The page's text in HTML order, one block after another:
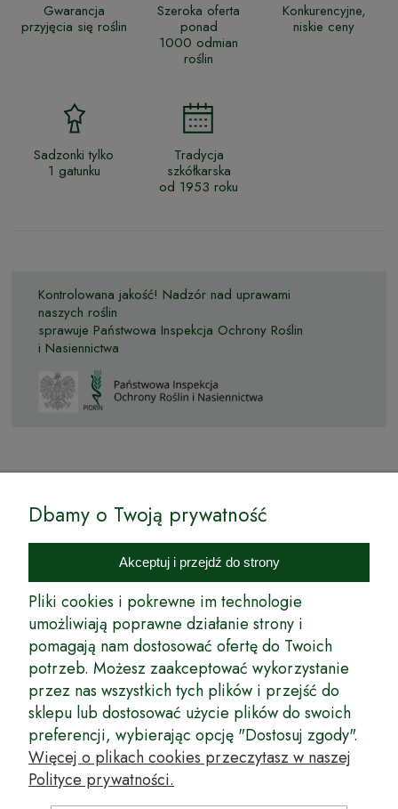
Gwarancja
przyjęcia się roślin
Szeroka oferta
ponad
1000 odmian
roślin
Konkurencyjne,
niskie ceny
Sadzonki tylko
1 gatunku
Tradycja
szkółkarska
od 1953 roku
Kontrolowana jakość! Nadzór nad uprawami
naszych roślin
sprawuje Państwowa Inspekcja Ochrony Roślin
i Nasiennictwa
Internetowy Sklep Ogrodniczy Podkarpackie Sady to inicjatywa
podkarpackich szkółkarzy, której zamierzeniem jest wprowadzenie na
rynek wysokiej jakości drzewek owocowych, drzewek ozdobnych oraz
innych produktów pozwalających na uprawianie zarówno małych, jak
i dużych sadów oraz ogrodów.
Wspólnie stworzyliśmy dla Państwa kompleksową ofertę - wspaniałe
produkty, dary ziemi ze szkółek drzewek ozdobnych i owocowych,
których tradycje sięgają roku 1953. Drzewka produkowane są
z najwyższą starannością przez trzecie pokolenie plantatorów.
Długoletnie Doświadczenie sprawiło, że wszystkie drzewka cechuje
duża odporność na zmienne warunki atmosferyczne naszego klimatu
oraz niezwykły urodzaj. W ofercie naszego internetowego sklepu
ogrodniczego: drzewka owocowe, krzewy owocowe, drzewka
ozdobne, odmiany jabłoni, sadzonki drzew owocowych, borówka
Dbamy o Twoją prywatność
Akceptuj i przejdź do strony
Pliki cookies i pokrewne im technologie
umożliwiają poprawne działanie strony i
pomagają nam dostosować ofertę do Twoich
potrzeb. Możesz zaakceptować wykorzystanie
przez nas wszystkich tych plików i przejść do
sklepu lub dostosować użycie plików do swoich
preferencji, wybierając opcję "Dostosuj zgody".
Więcej o plikach cookies przeczytasz w naszej
Polityce prywatności.